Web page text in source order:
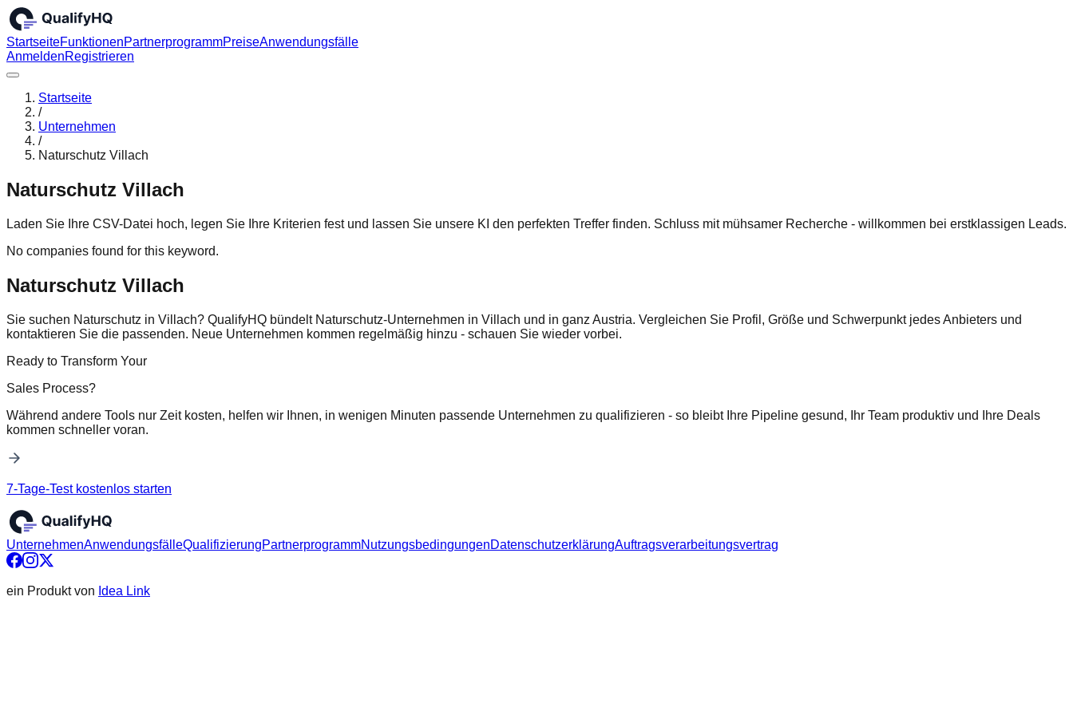
StartseiteFunktionenPartnerprogrammPreiseAnwendungsfälle
AnmeldenRegistrieren
Startseite
/
Unternehmen
/
Naturschutz Villach
Naturschutz Villach
Laden Sie Ihre CSV-Datei hoch, legen Sie Ihre Kriterien fest und lassen Sie unsere KI den perfekten Treffer finden. Schluss mit mühsamer Recherche - willkommen bei erstklassigen Leads.
No companies found for this keyword.
Naturschutz Villach
Sie suchen Naturschutz in Villach? QualifyHQ bündelt Naturschutz-Unternehmen in Villach und in ganz Austria. Vergleichen Sie Profil, Größe und Schwerpunkt jedes Anbieters und
kontaktieren Sie die passenden. Neue Unternehmen kommen regelmäßig hinzu - schauen Sie wieder vorbei.
Ready to Transform Your
Sales Process?
Während andere Tools nur Zeit kosten, helfen wir Ihnen, in wenigen Minuten passende Unternehmen zu qualifizieren - so bleibt Ihre Pipeline gesund, Ihr Team produktiv und Ihre Deals
kommen schneller voran.
7-Tage-Test kostenlos starten
UnternehmenAnwendungsfälleQualifizierungPartnerprogrammNutzungsbedingungenDatenschutzerklärungAuftragsverarbeitungsvertrag
ein Produkt von Idea Link